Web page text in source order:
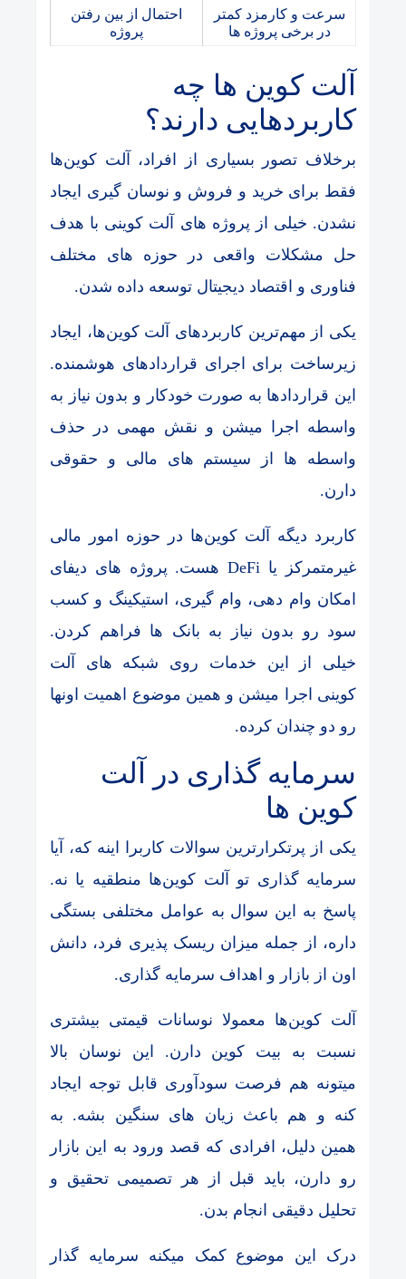
سرعت و کارمزد کمتر
در برخی پروژه ها
احتمال از بین رفتن
پروژه
آلت کوین ها چه
کاربردهایی دارند؟
برخلاف تصور بسیاری از افراد، آلت کوین‌ها
فقط برای خرید و فروش و نوسان گیری ایجاد
نشدن. خیلی از پروژه های آلت کوینی با هدف
حل مشکلات واقعی در حوزه های مختلف
فناوری و اقتصاد دیجیتال توسعه داده شدن.
یکی از مهم‌ترین کاربردهای آلت کوین‌ها، ایجاد
زیرساخت برای اجرای قراردادهای هوشمنده.
این قراردادها به صورت خودکار و بدون نیاز به
واسطه اجرا میشن و نقش مهمی در حذف
واسطه ها از سیستم های مالی و حقوقی
دارن.
کاربرد دیگه آلت کوین‌ها در حوزه امور مالی
غیرمتمرکز یا DeFi هست. پروژه های دیفای
امکان وام دهی، وام گیری، استیکینگ و کسب
سود رو بدون نیاز به بانک ها فراهم کردن.
خیلی از این خدمات روی شبکه های آلت
کوینی اجرا میشن و همین موضوع اهمیت اونها
رو دو چندان کرده.
سرمایه گذاری در آلت
کوین ها
یکی از پرتکرارترین سوالات کاربرا اینه که، آیا
سرمایه گذاری تو آلت کوین‌ها منطقیه یا نه.
پاسخ به این سوال به عوامل مختلفی بستگی
داره، از جمله میزان ریسک پذیری فرد، دانش
اون از بازار و اهداف سرمایه گذاری.
آلت کوین‌ها معمولا نوسانات قیمتی بیشتری
نسبت به بیت کوین دارن. این نوسان بالا
میتونه هم فرصت سودآوری قابل توجه ایجاد
کنه و هم باعث زیان های سنگین بشه. به
همین دلیل، افرادی که قصد ورود به این بازار
رو دارن، باید قبل از هر تصمیمی تحقیق و
تحلیل دقیقی انجام بدن.
درک این موضوع کمک میکنه سرمایه گذار